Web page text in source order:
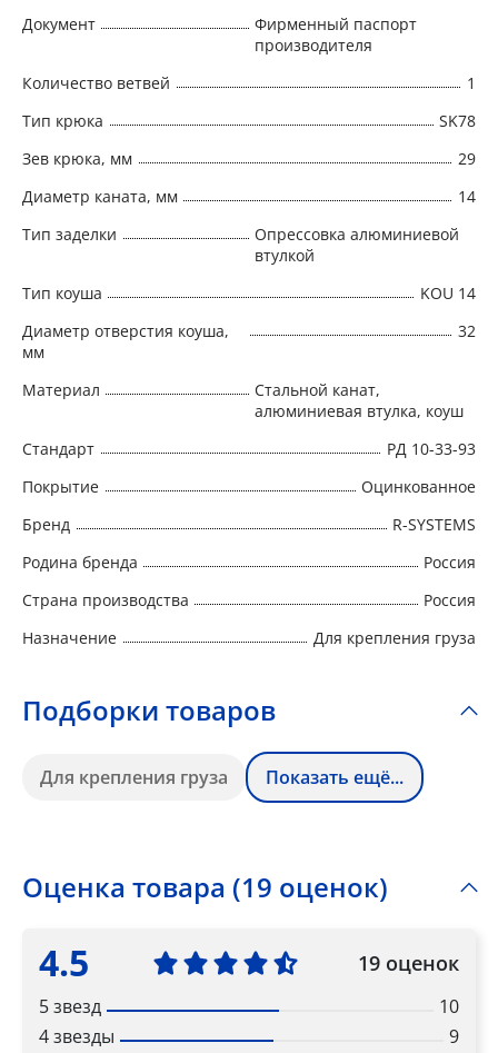
Документ
Фирменный паспорт
производителя
Количество ветвей
1
Тип крюка
SK78
Зев крюка, мм
29
Диаметр каната, мм
14
Тип заделки
Опрессовка алюминиевой
втулкой
Тип коуша
KOU 14
Диаметр отверстия коуша,
мм
32
Материал
Стальной канат,
алюминиевая втулка, коуш
Стандарт
РД 10-33-93
Покрытие
Оцинкованное
Бренд
R-SYSTEMS
Родина бренда
Россия
Страна производства
Россия
Назначение
Для крепления груза
Подборки товаров
Для крепления груза Показать ещё...
Оценка товара (19 оценок)
4.5 19 оценок
5 звезд
10
4 звезды
9